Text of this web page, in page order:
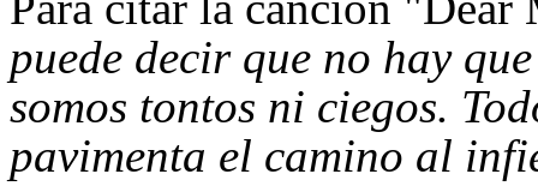
puede decir que no hay
somos tontos ni ciegos.
pavimenta el camino al